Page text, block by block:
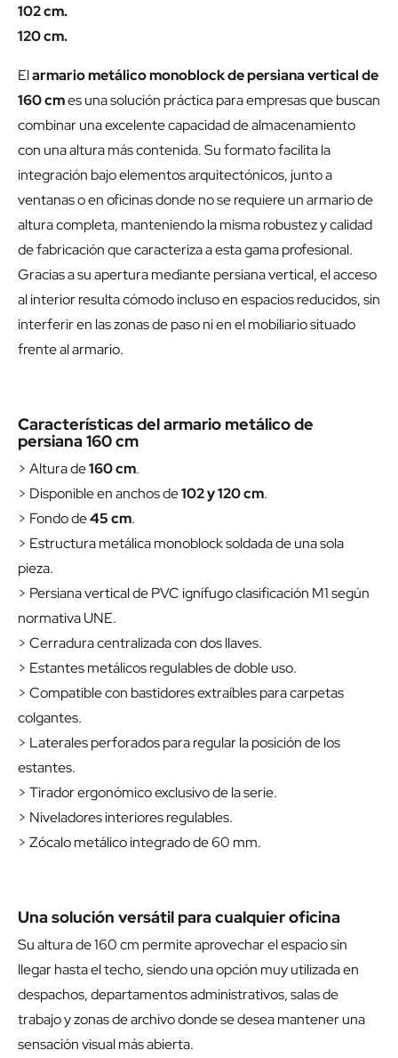
102 cm.
120 cm.
Elarmario metálico monoblock de persiana vertical de
160 cmes una solución práctica para empresas que buscan
combinar una excelente capacidad de almacenamiento
con una altura más contenida. Su formato facilita la
integración bajo elementos arquitectónicos, junto a
ventanas o en oficinas donde no se requiere un armario de
altura completa, manteniendo la misma robustez y calidad
de fabricación que caracteriza a esta gama profesional.
Gracias a su apertura mediante persiana vertical, el acceso
al interior resulta cómodo incluso en espacios reducidos, sin
interferir en las zonas de paso ni en el mobiliario situado
frente al armario.
Características del armario metálico de
persiana 160 cm
> Altura de160 cm.
> Disponible en anchos de102 y 120 cm.
> Fondo de45 cm.
> Estructura metálica monoblock soldada de una sola
pieza.
> Persiana vertical de PVC ignífugo clasificación M1 según
normativa UNE.
> Cerradura centralizada con dos llaves.
> Estantes metálicos regulables de doble uso.
> Compatible con bastidores extraíbles para carpetas
colgantes.
> Laterales perforados para regular la posición de los
estantes.
> Tirador ergonómico exclusivo de la serie.
> Niveladores interiores regulables.
> Zócalo metálico integrado de 60 mm.
Una solución versátil para cualquier oficina
Su altura de 160 cm permite aprovechar el espacio sin
llegar hasta el techo, siendo una opción muy utilizada en
despachos, departamentos administrativos, salas de
trabajo y zonas de archivo donde se desea mantener una
sensación visual más abierta.